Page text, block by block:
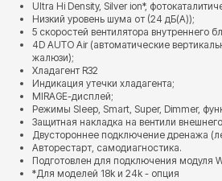
Ultra Hi Density, Silver ion*,
Низкий уровень шума от (24 дБ(А));
5 скоростей вентилятора внутреннего
4D AUTO Air (автоматические
жалюзи);
Хладагент R32
Индикация утечки хладагента;
MIRAGE-дисплей;
Режимы Sleep, Smart, Super, Dimmer,
Защитная накладка на вентили
Двустороннее подключение дренажа
Авторестарт, самодиагностика.
Подготовлен для подключения модуля
*Для моделей 18k и 24k - опция